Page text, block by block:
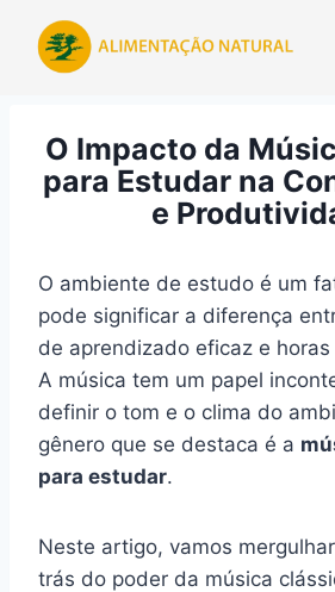
para
O Impacto da
para Estudar na
e
O ambiente de estudo é um
pode significar a diferença
de aprendizado eficaz e
A música tem um papel
definir o tom e o clima do
gênero que se destaca é a
para estudar.
Neste artigo, vamos
trás do poder da música